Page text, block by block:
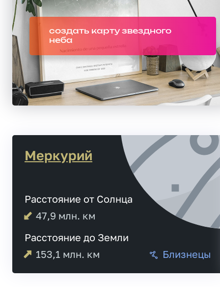
создать карту звездного
неба
Меркурий
Расстояние от Солнца
47,9 млн. км
Расстояние до Земли
153,1 млн. км Близнецы